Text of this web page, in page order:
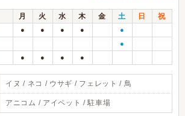
月 火 水 木 金 土 日
祝
● ● ● ● ●
●
● ● ● ●
イヌ / ネコ / ウサギ / フェレット / 鳥
アニコム / アイペット / 駐車場